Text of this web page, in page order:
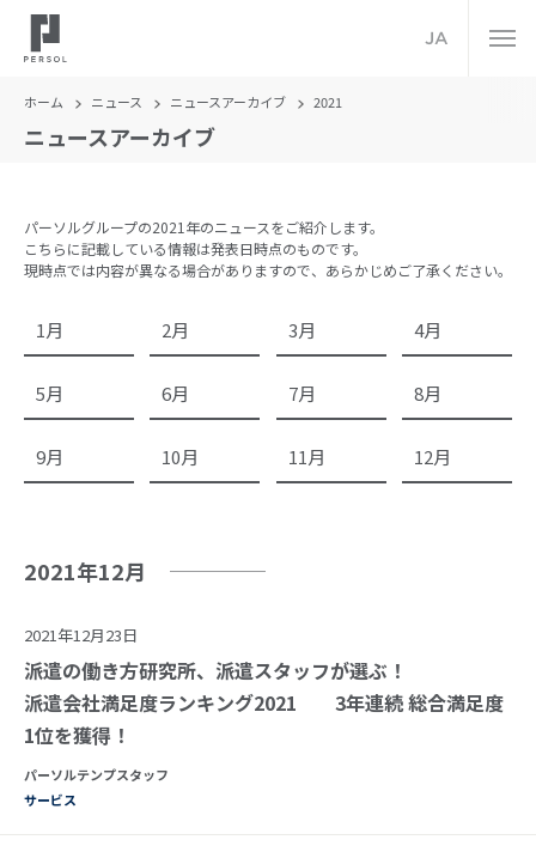
JA
ホーム ニュース ニュースアーカイブ 2021
ニュースアーカイブ
パーソルグループの2021年のニュースをご紹介します。
こちらに記載している情報は発表日時点のものです。
現時点では内容が異なる場合がありますので、あらかじめご了承ください。
1月 2月 3月 4月
5月 6月 7月 8月
9月 10月 11月 12月
2021年12月
2021年12月23日
派遣の働き方研究所、派遣スタッフが選ぶ！
派遣会社満足度ランキング2021 3年連続 総合満足度
1位を獲得！
パーソルテンプスタッフ
サービス